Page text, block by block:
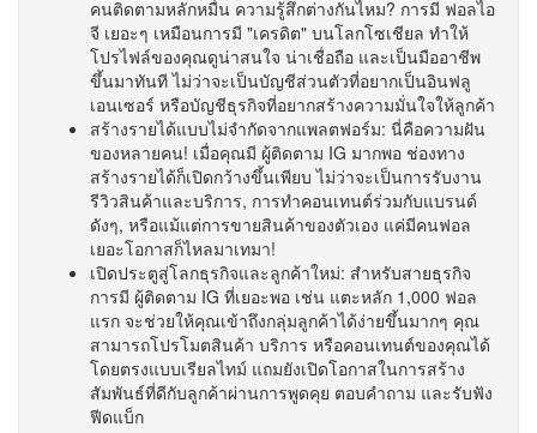
คนติดตามหลักหมื่น ความรู้สึกต่างกันไหม? การมี ฟอลไอ
จี เยอะๆ เหมือนการมี "เครดิต" บนโลกโซเชียล ทำให้
โปรไฟล์ของคุณดูน่าสนใจ น่าเชื่อถือ และเป็นมืออาชีพ
ขึ้นมาทันที ไม่ว่าจะเป็นบัญชีส่วนตัวที่อยากเป็นอินฟลู
เอนเซอร์ หรือบัญชีธุรกิจที่อยากสร้างความมั่นใจให้ลูกค้า
สร้างรายได้แบบไม่จำกัดจากแพลตฟอร์ม: นี่คือความฝัน
ของหลายคน! เมื่อคุณมี ผู้ติดตาม IG มากพอ ช่องทาง
สร้างรายได้ก็เปิดกว้างขึ้นเพียบ ไม่ว่าจะเป็นการรับงาน
รีวิวสินค้าและบริการ, การทำคอนเทนต์ร่วมกับแบรนด์
ดังๆ, หรือแม้แต่การขายสินค้าของตัวเอง แค่มีคนฟอล
เยอะโอกาสก็ไหลมาเทมา!
เปิดประตูสู่โลกธุรกิจและลูกค้าใหม่: สำหรับสายธุรกิจ
การมี ผู้ติดตาม IG ที่เยอะพอ เช่น แตะหลัก 1,000 ฟอล
แรก จะช่วยให้คุณเข้าถึงกลุ่มลูกค้าได้ง่ายขึ้นมากๆ คุณ
สามารถโปรโมตสินค้า บริการ หรือคอนเทนต์ของคุณได้
โดยตรงแบบเรียลไทม์ แถมยังเปิดโอกาสในการสร้าง
สัมพันธ์ที่ดีกับลูกค้าผ่านการพูดคุย ตอบคำถาม และรับฟัง
ฟีดแบ็ก